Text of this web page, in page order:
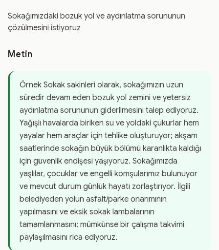
Sokağımızdaki bozuk yol ve aydınlatma sorununun
çözülmesini istiyoruz
Metin
Örnek Sokak sakinleri olarak, sokağımızın uzun
süredir devam eden bozuk yol zemini ve yetersiz
aydınlatma sorununun giderilmesini talep ediyoruz.
Yağışlı havalarda biriken su ve yoldaki çukurlar hem
yayalar hem araçlar için tehlike oluşturuyor; akşam
saatlerinde sokağın büyük bölümü karanlıkta kaldığı
için güvenlik endişesi yaşıyoruz. Sokağımızda
yaşlılar, çocuklar ve engelli komşularımız bulunuyor
ve mevcut durum günlük hayatı zorlaştırıyor. İlgili
belediyeden yolun asfalt/parke onarımının
yapılmasını ve eksik sokak lambalarının
tamamlanmasını; mümkünse bir çalışma takvimi
paylaşılmasını rica ediyoruz.